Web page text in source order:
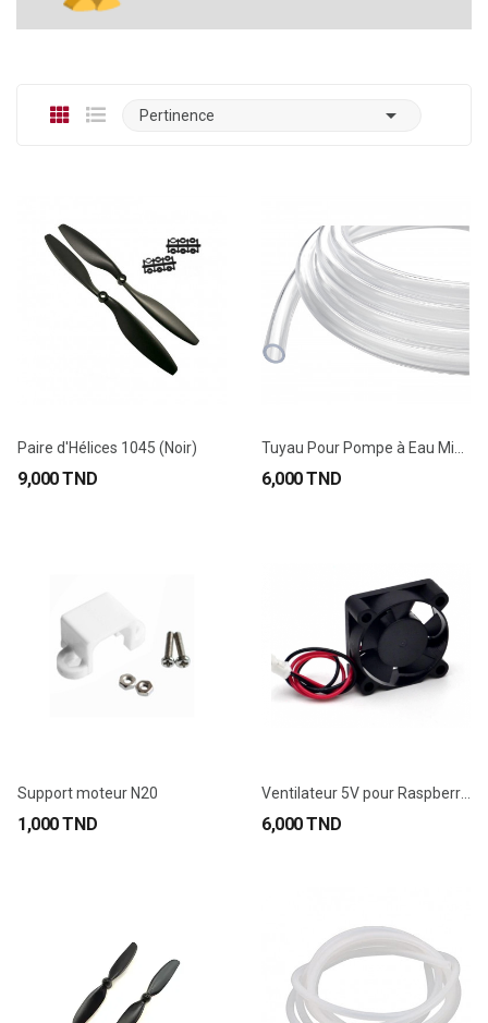
Pertinence 
Paire d'Hélices 1045 (Noir)
9,000 TND 6,000 TND
Support moteur N20
1,000 TND 6,000 TND